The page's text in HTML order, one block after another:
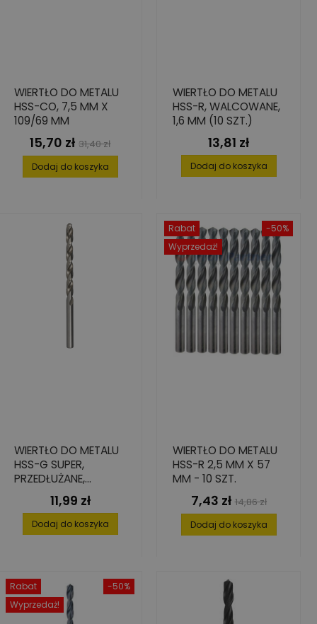
WIERTŁO DO METALU
HSS-CO, 7,5 MM X
109/69 MM
Cena
15,70 zł Cena
podstawowa
31,40 zł
Dodaj do koszyka
WIERTŁO DO METALU
HSS-R, WALCOWANE,
1,6 MM (10 SZT.)
Cena
13,81 zł
Dodaj do koszyka
WIERTŁO DO METALU
HSS-G SUPER,
PRZEDŁUŻANE,
5,0X87/132
Cena
11,99 zł
Dodaj do koszyka
-50%
Rabat
Wyprzedaż!
WIERTŁO DO METALU
HSS-R 2,5 MM X 57
MM - 10 SZT.
Cena
7,43 zł Cena
podstawowa
14,86 zł
Dodaj do koszyka
-50%
Rabat
Wyprzedaż!